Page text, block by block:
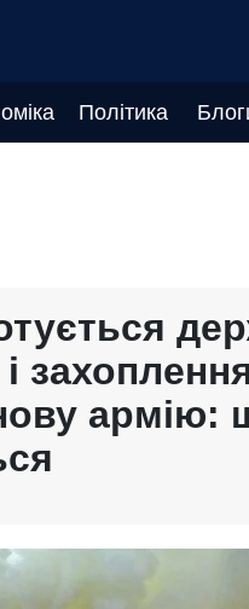
Політика
армію: